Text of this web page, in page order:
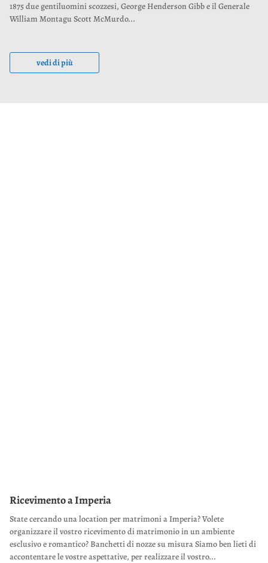
1875 due gentiluomini scozzesi, George Henderson Gibb e il Generale
William Montagu Scott McMurdo...
vedi di più
Ricevimento a Imperia
State cercando una location per matrimoni a Imperia? Volete
organizzare il vostro ricevimento di matrimonio in un ambiente
esclusivo e romantico? Banchetti di nozze su misura Siamo ben lieti di
accontentare le vostre aspettative, per realizzare il vostro...